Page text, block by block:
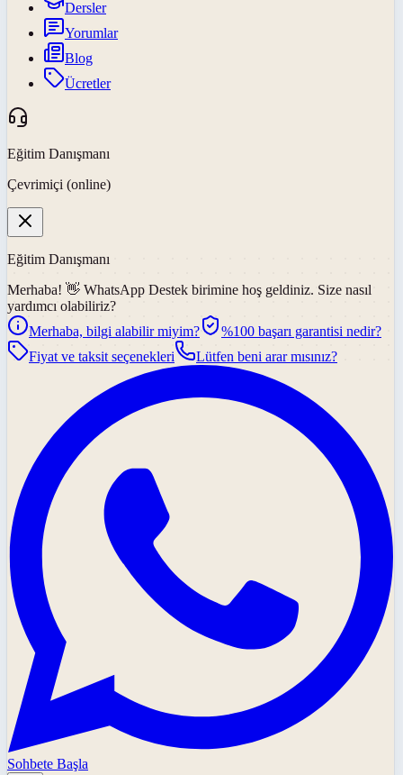
Dersler
Yorumlar
Blog
Ücretler
Eğitim Danışmanı
Çevrimiçi (online)
Eğitim Danışmanı
Merhaba! 👋 WhatsApp Destek birimine hoş geldiniz. Size nasıl
yardımcı olabiliriz?
Merhaba, bilgi alabilir miyim?
%100 başarı garantisi nedir?
Fiyat ve taksit seçenekleri
Lütfen beni arar mısınız?
Sohbete Başla